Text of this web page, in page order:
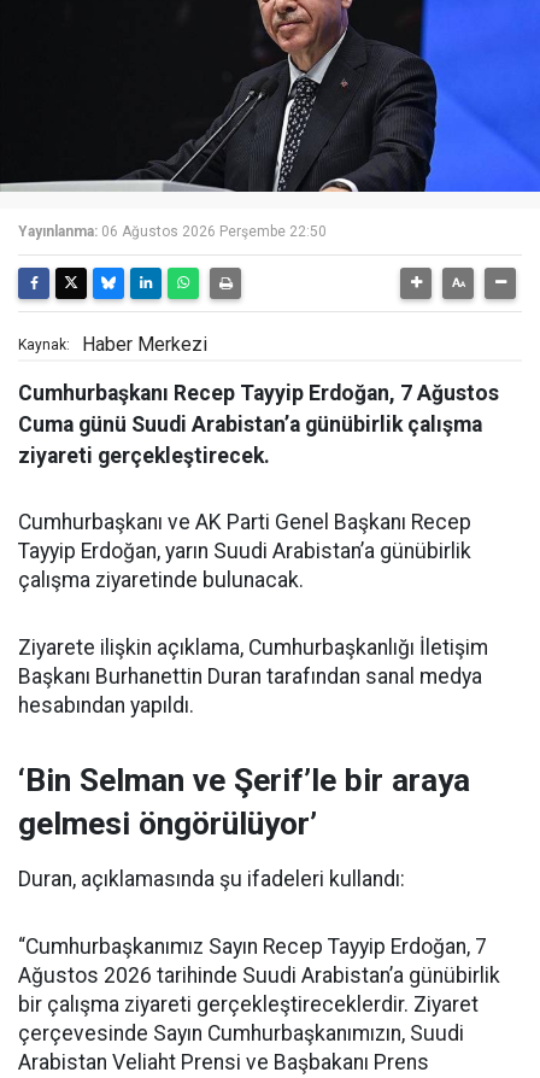
Yayınlanma: 06 Ağustos 2026 Perşembe 22:50
Kaynak: Haber Merkezi
Cumhurbaşkanı Recep Tayyip Erdoğan, 7 Ağustos
Cuma günü Suudi Arabistan’a günübirlik çalışma
ziyareti gerçekleştirecek.
Cumhurbaşkanı ve AK Parti Genel Başkanı Recep
Tayyip Erdoğan, yarın Suudi Arabistan’a günübirlik
çalışma ziyaretinde bulunacak.
Ziyarete ilişkin açıklama, Cumhurbaşkanlığı İletişim
Başkanı Burhanettin Duran tarafından sanal medya
hesabından yapıldı.
‘Bin Selman ve Şerif’le bir araya
gelmesi öngörülüyor’
Duran, açıklamasında şu ifadeleri kullandı:
“Cumhurbaşkanımız Sayın Recep Tayyip Erdoğan, 7
Ağustos 2026 tarihinde Suudi Arabistan’a günübirlik
bir çalışma ziyareti gerçekleştireceklerdir. Ziyaret
çerçevesinde Sayın Cumhurbaşkanımızın, Suudi
Arabistan Veliaht Prensi ve Başbakanı Prens